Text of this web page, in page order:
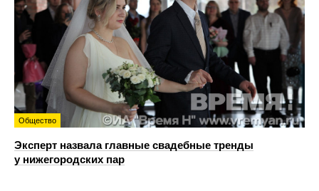
Общество
Эксперт назвала главные свадебные тренды
у нижегородских пар